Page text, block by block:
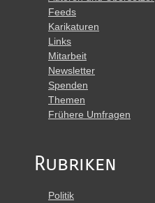
Feeds
Karikaturen
Links
Mitarbeit
Newsletter
Spenden
Themen
Frühere Umfragen
Rubriken
Politik